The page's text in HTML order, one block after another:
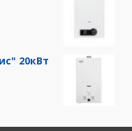
20кВт